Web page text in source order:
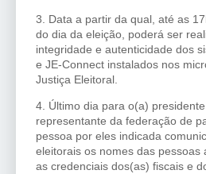
3. Data a partir da qual, até as
do dia da eleição, poderá ser
integridade e autenticidade dos
e JE-Connect instalados nos
Justiça Eleitoral.
4. Último dia para o(a)
representante da federação de
pessoa por eles indicada
eleitorais os nomes das pessoas
as credenciais dos(as) fiscais e